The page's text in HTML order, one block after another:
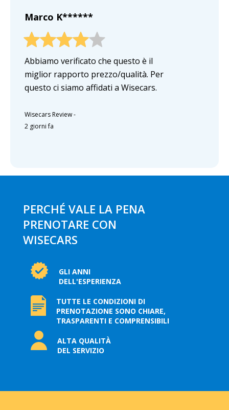
Marco K******
Abbiamo verificato che questo è il
miglior rapporto prezzo/qualità. Per
questo ci siamo affidati a Wisecars.
Wisecars Review-
2 giorni fa
PERCHÉ VALE LA PENA
PRENOTARE CON
WISECARS
GLI ANNI
DELL'ESPERIENZA
TUTTE LE CONDIZIONI DI
PRENOTAZIONE SONO CHIARE,
TRASPARENTI E COMPRENSIBILI
ALTA QUALITÀ
DEL SERVIZIO